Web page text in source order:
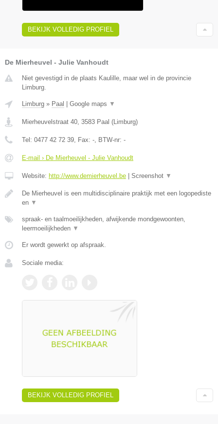
BEKIJK VOLLEDIG PROFIEL
De Mierheuvel - Julie Vanhoudt
Niet gevestigd in de plaats Kaulille, maar wel in de provincie
Limburg.
Limburg » Paal | Google maps ▼
Mierheuvelstraat 40 3583 Paal (Limburg)
Tel: 0477 42 72 39 , Fax: - , BTW-nr: -
E-mail › De Mierheuvel - Julie Vanhoudt
Website: http://www.demierheuvel.be | Screenshot ▼
De Mierheuvel is een multidisciplinaire praktijk met een logopediste
en ▼
spraak- en taalmoeilijkheden, afwijkende mondgewoonten,
leermoeilijkheden ▼
Er wordt gewerkt op afspraak.
Sociale media:
BEKIJK VOLLEDIG PROFIEL